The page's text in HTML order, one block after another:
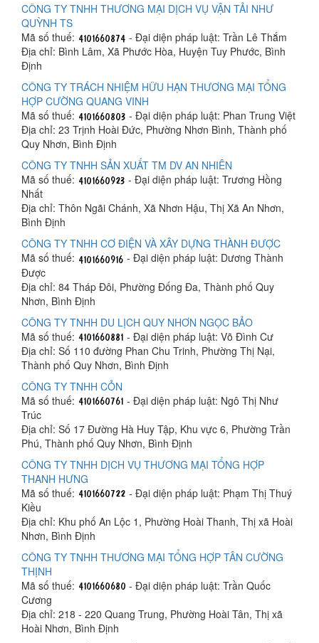
CÔNG TY TNHH THƯƠNG MẠI DỊCH VỤ VẬN TẢI NHƯ
QUỲNH TS
Mã số thuế:
- Đại diện pháp luật: Trần Lê Thắm
Địa chỉ: Bình Lâm, Xã Phước Hòa, Huyện Tuy Phước, Bình
Định
CÔNG TY TRÁCH NHIỆM HỮU HẠN THƯƠNG MẠI TỔNG
HỢP CƯỜNG QUANG VINH
Mã số thuế:
- Đại diện pháp luật: Phan Trung Việt
Địa chỉ: 23 Trịnh Hoài Đức, Phường Nhơn Bình, Thành phố
Quy Nhơn, Bình Định
CÔNG TY TNHH SẢN XUẤT TM DV AN NHIÊN
Mã số thuế:
- Đại diện pháp luật: Trương Hồng
Nhất
Địa chỉ: Thôn Ngãi Chánh, Xã Nhơn Hậu, Thị Xã An Nhơn,
Bình Định
CÔNG TY TNHH CƠ ĐIỆN VÀ XÂY DỰNG THÀNH ĐƯỢC
Mã số thuế:
- Đại diện pháp luật: Dương Thành
Được
Địa chỉ: 84 Tháp Đôi, Phường Đống Đa, Thành phố Quy
Nhơn, Bình Định
CÔNG TY TNHH DU LỊCH QUY NHƠN NGỌC BẢO
Mã số thuế:
- Đại diện pháp luật: Võ Đình Cư
Địa chỉ: Số 110 đường Phan Chu Trinh, Phường Thị Nại,
Thành phố Quy Nhơn, Bình Định
CÔNG TY TNHH CỎN
Mã số thuế:
- Đại diện pháp luật: Ngô Thị Như
Trúc
Địa chỉ: Số 17 Đường Hà Huy Tập, Khu vực 6, Phường Trần
Phú, Thành phố Quy Nhơn, Bình Định
CÔNG TY TNHH DỊCH VỤ THƯƠNG MẠI TỔNG HỢP
THANH HƯNG
Mã số thuế:
- Đại diện pháp luật: Phạm Thị Thuý
Kiều
Địa chỉ: Khu phố An Lộc 1, Phường Hoài Thanh, Thị xã Hoài
Nhơn, Bình Định
CÔNG TY TNHH THƯƠNG MẠI TỔNG HỢP TÂN CƯỜNG
THỊNH
Mã số thuế:
- Đại diện pháp luật: Trần Quốc
Cương
Địa chỉ: 218 - 220 Quang Trung, Phường Hoài Tân, Thị xã
Hoài Nhơn, Bình Định